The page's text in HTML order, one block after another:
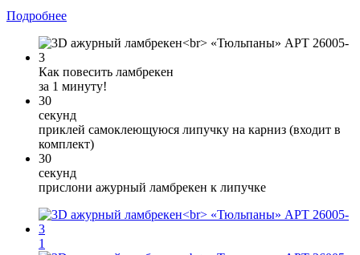
Подробнее
Как повесить ламбрекен
за 1 минуту!
30
секунд
приклей самоклеющуюся липучку на карниз (входит в
комплект)
30
секунд
прислони ажурный ламбрекен к липучке
1